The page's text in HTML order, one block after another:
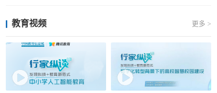
教育视频 更多 >